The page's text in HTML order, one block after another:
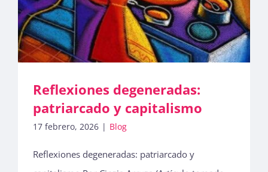
Reflexiones degeneradas:
patriarcado y capitalismo
17 febrero, 2026 | Blog
Reflexiones degeneradas: patriarcado y